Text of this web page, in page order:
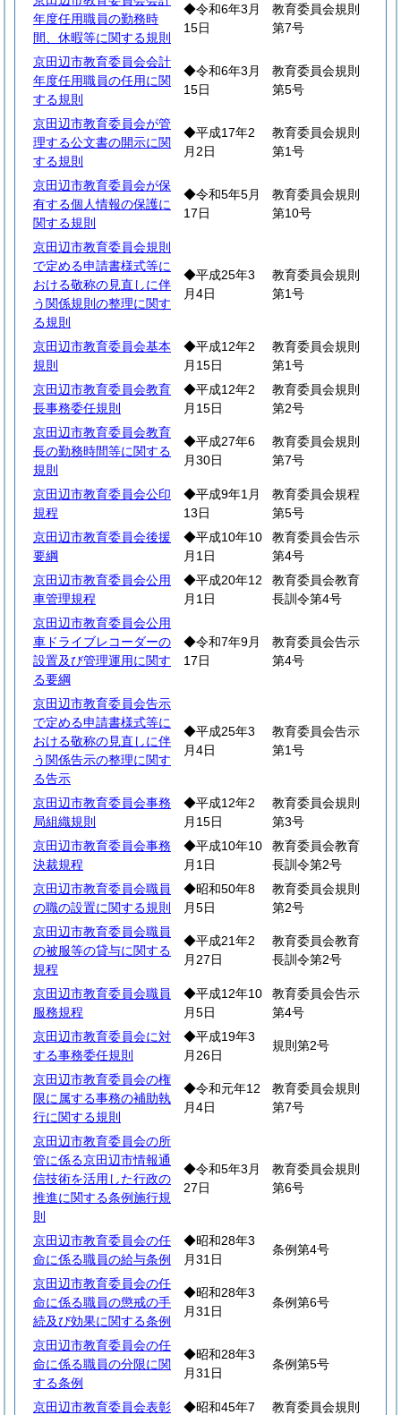
年度任用職員の勤務時
間、休暇等に関する規則
◆令和6年3月
15日
教育委員会規則
第7号
京田辺市教育委員会会計
年度任用職員の任用に関
する規則
◆令和6年3月
15日
教育委員会規則
第5号
京田辺市教育委員会が管
理する公文書の開示に関
する規則
◆平成17年2
月2日
教育委員会規則
第1号
京田辺市教育委員会が保
有する個人情報の保護に
関する規則
◆令和5年5月
17日
教育委員会規則
第10号
京田辺市教育委員会規則
で定める申請書様式等に
おける敬称の見直しに伴
う関係規則の整理に関す
る規則
◆平成25年3
月4日
教育委員会規則
第1号
京田辺市教育委員会基本
規則
◆平成12年2
月15日
教育委員会規則
第1号
京田辺市教育委員会教育
長事務委任規則
◆平成12年2
月15日
教育委員会規則
第2号
京田辺市教育委員会教育
長の勤務時間等に関する
規則
◆平成27年6
月30日
教育委員会規則
第7号
京田辺市教育委員会公印
規程
◆平成9年1月
13日
教育委員会規程
第5号
京田辺市教育委員会後援
要綱
◆平成10年10
月1日
教育委員会告示
第4号
京田辺市教育委員会公用
車管理規程
◆平成20年12
月1日
教育委員会教育
長訓令第4号
京田辺市教育委員会公用
車ドライブレコーダーの
設置及び管理運用に関す
る要綱
◆令和7年9月
17日
教育委員会告示
第4号
京田辺市教育委員会告示
で定める申請書様式等に
おける敬称の見直しに伴
う関係告示の整理に関す
る告示
◆平成25年3
月4日
教育委員会告示
第1号
京田辺市教育委員会事務
局組織規則
◆平成12年2
月15日
教育委員会規則
第3号
京田辺市教育委員会事務
決裁規程
◆平成10年10
月1日
教育委員会教育
長訓令第2号
京田辺市教育委員会職員
の職の設置に関する規則
◆昭和50年8
月5日
教育委員会規則
第2号
京田辺市教育委員会職員
の被服等の貸与に関する
規程
◆平成21年2
月27日
教育委員会教育
長訓令第2号
京田辺市教育委員会職員
服務規程
◆平成12年10
月5日
教育委員会告示
第4号
京田辺市教育委員会に対
する事務委任規則
◆平成19年3
月26日
規則第2号
京田辺市教育委員会の権
限に属する事務の補助執
行に関する規則
◆令和元年12
月4日
教育委員会規則
第7号
京田辺市教育委員会の所
管に係る京田辺市情報通
信技術を活用した行政の
推進に関する条例施行規
則
◆令和5年3月
27日
教育委員会規則
第6号
京田辺市教育委員会の任
命に係る職員の給与条例
◆昭和28年3
月31日
条例第4号
京田辺市教育委員会の任
命に係る職員の懲戒の手
続及び効果に関する条例
◆昭和28年3
月31日
条例第6号
京田辺市教育委員会の任
命に係る職員の分限に関
する条例
◆昭和28年3
月31日
条例第5号
京田辺市教育委員会表彰
◆昭和45年7
教育委員会規則